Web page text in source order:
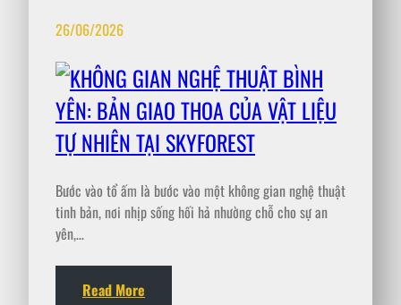
26/06/2026
Bước vào tổ ấm là bước vào một không gian nghệ thuật
tinh bản, nơi nhịp sống hối hả nhường chỗ cho sự an
yên,…
Read More